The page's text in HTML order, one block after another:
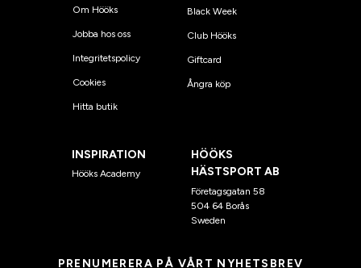
Om Hööks
Jobba hos oss
Integritetspolicy
Cookies
Hitta butik
Black Week
Club Hööks
Giftcard
Ångra köp
INSPIRATION
Hööks Academy
HÖÖKS
HÄSTSPORT AB
Företagsgatan 58
504 64 Borås
Sweden
PRENUMERERA PÅ VÅRT NYHETSBREV